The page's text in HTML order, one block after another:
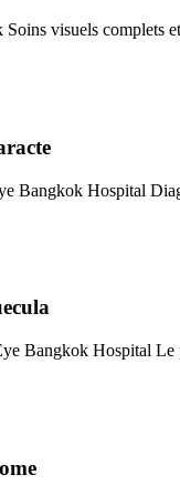
visuels complets
Bangkok Hospital
Bangkok Hospital